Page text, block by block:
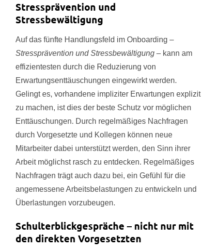
Stressprävention und
Stressbewältigung
Auf das fünfte Handlungsfeld im Onboarding –
Stressprävention und Stressbewältigung – kann am
effizientesten durch die Reduzierung von
Erwartungsenttäuschungen eingewirkt werden.
Gelingt es, vorhandene impliziter Erwartungen explizit
zu machen, ist dies der beste Schutz vor möglichen
Enttäuschungen. Durch regelmäßiges Nachfragen
durch Vorgesetzte und Kollegen können neue
Mitarbeiter dabei unterstützt werden, den Sinn ihrer
Arbeit möglichst rasch zu entdecken. Regelmäßiges
Nachfragen trägt auch dazu bei, ein Gefühl für die
angemessene Arbeitsbelastungen zu entwickeln und
Überlastungen vorzubeugen.
Schulterblickgespräche – nicht nur mit
den direkten Vorgesetzten